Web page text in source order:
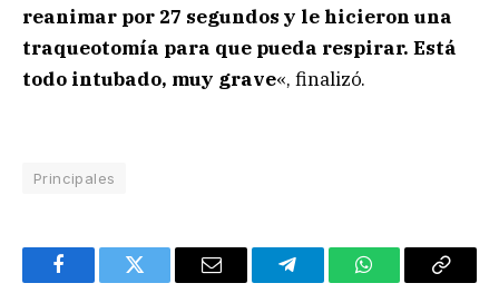
reanimar por 27 segundos y le hicieron una
traqueotomía para que pueda respirar. Está
todo intubado, muy grave«, finalizó.
Principales
FacebookTwitter Email TelegramWhatsAppCopy